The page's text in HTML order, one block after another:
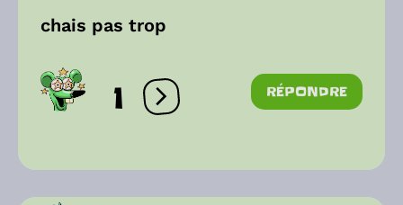
chais pas trop
1 Ouvrir les réactions
RÉPONDRE